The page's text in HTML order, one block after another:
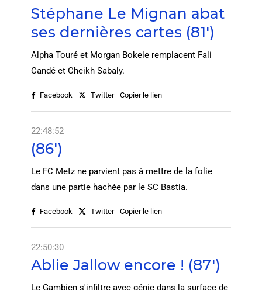
Stéphane Le Mignan abat
ses dernières cartes (81')
Alpha Touré et Morgan Bokele remplacent Fali
Candé et Cheikh Sabaly.
Facebook Twitter Copier le lien
22:48:52
(86')
Le FC Metz ne parvient pas à mettre de la folie
dans une partie hachée par le SC Bastia.
Facebook Twitter Copier le lien
22:50:30
Ablie Jallow encore ! (87')
Le Gambien s'infiltre avec génie dans la surface de